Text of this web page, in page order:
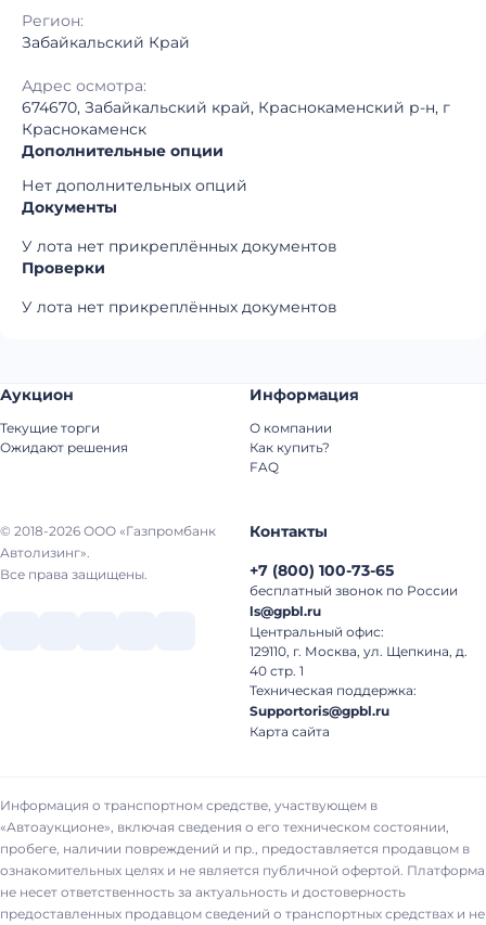
Регион:
Забайкальский Край
Адрес осмотра:
674670, Забайкальский край, Краснокаменский р-н, г
Краснокаменск
Дополнительные опции
Нет дополнительных опций
Документы
У лота нет прикреплённых документов
Проверки
У лота нет прикреплённых документов
© 2018-2026 ООО «Газпромбанк
Автолизинг».
Все права защищены.
Аукцион
Текущие торги
Ожидают решения
Информация
О компании
Как купить?
FAQ
Контакты
+7 (800) 100-73-65
бесплатный звонок по России
ls@gpbl.ru
Центральный офис:
129110, г. Москва, ул. Щепкина, д.
40 стр. 1
Техническая поддержка:
Supportoris@gpbl.ru
Карта сайта
Информация о транспортном средстве, участвующем в
«Автоаукционе», включая сведения о его техническом состоянии,
пробеге, наличии повреждений и пр., предоставляется продавцом в
ознакомительных целях и не является публичной офертой. Платформа
не несет ответственность за актуальность и достоверность
предоставленных продавцом сведений о транспортных средствах и не